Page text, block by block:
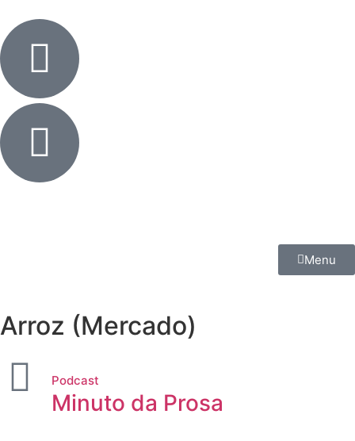
Menu
Arroz (Mercado)
Podcast
Minuto da Prosa